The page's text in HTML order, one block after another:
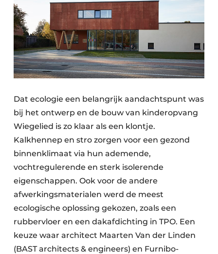
Software
Toegangscontrole
Veiligheid & Opleiding
Zonwering
Dat ecologie een belangrijk aandachtspunt was
bij het ontwerp en de bouw van kinderopvang
Wiegelied is zo klaar als een klontje.
Kalkhennep en stro zorgen voor een gezond
binnenklimaat via hun ademende,
vochtregulerende en sterk isolerende
eigenschappen. Ook voor de andere
afwerkingsmaterialen werd de meest
ecologische oplossing gekozen, zoals een
rubbervloer en een dakafdichting in TPO. Een
keuze waar architect Maarten Van der Linden
(BAST architects & engineers) en Furnibo-